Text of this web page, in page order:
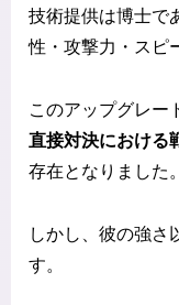
技術提供は博士で
性・攻撃力・スピ
このアップグレー
直接対決における
存在となりました。
しかし、彼の強さ
す。